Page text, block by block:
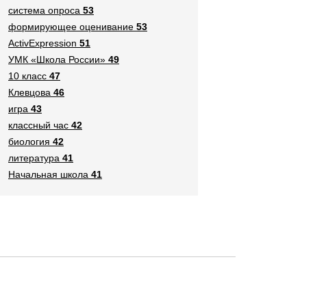
система опроса 53
формирующее оценивание 53
ActivExpression 51
УМК «Школа России» 49
10 класс 47
Клевцова 46
игра 43
классный час 42
биология 42
литература 41
Начальная школа 41